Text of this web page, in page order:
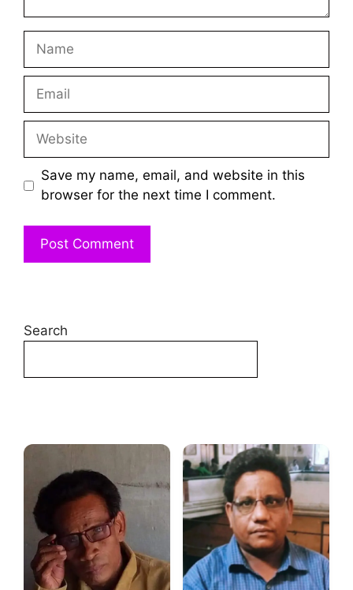
Name
Email
Website
Save my name, email, and website in this
browser for the next time I comment.
Search